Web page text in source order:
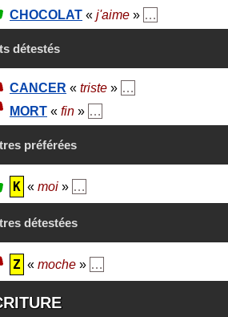
CHOCOLAT « j'aime » …
détestés
CANCER « triste » …
MORT « fin » …
préférées
K « moi » …
détestées
Z « moche » …